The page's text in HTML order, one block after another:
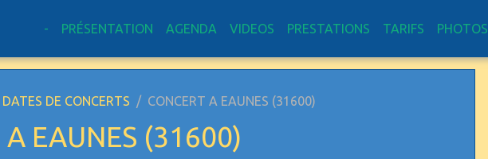
- PRÉSENTATION AGENDA VIDEOS PRESTATIONS TARIFS PHOTOS
DATES DE CONCERTS CONCERT A EAUNES (31600)
A EAUNES (31600)